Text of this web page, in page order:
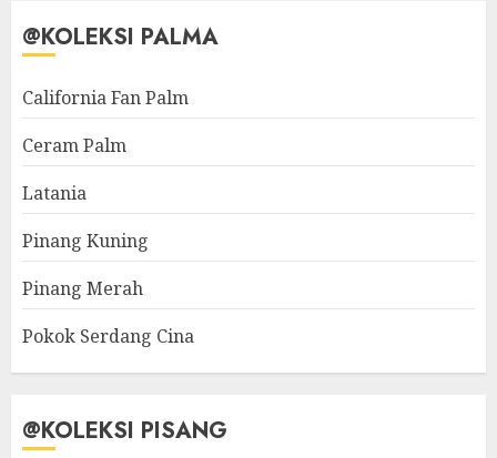
@KOLEKSI PALMA
California Fan Palm
Ceram Palm
Latania
Pinang Kuning
Pinang Merah
Pokok Serdang Cina
@KOLEKSI PISANG